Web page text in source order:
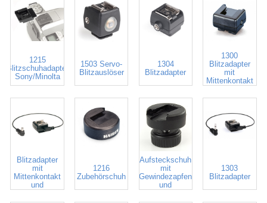
1215
Blitzschuhadapter
Sony/Minolta
1503 Servo-
Blitzauslöser
1304
Blitzadapter
1300
Blitzadapter
mit
Mittenkontakt
Blitzadapter
mit
Mittenkontakt
und
Blitzkabel
1216
Zubehörschuh
1211
Aufsteckschuh
mit
Gewindezapfen
und
Kontermutter
1303
Blitzadapter